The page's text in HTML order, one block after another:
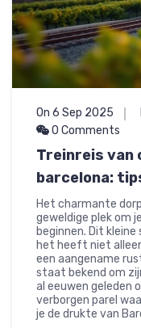
On 6 Sep 2025
0 Comments
Treinreis van
barcelona:
Het charmante
geweldige plek om
beginnen. Dit kleine
het heeft niet
een aangename
staat bekend om
al eeuwen geleden
verborgen parel
je de drukte van